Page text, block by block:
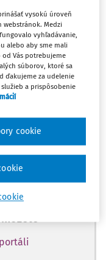
Prihláste sa
začiatok...
obsahu na
vysokú úroveň
Medzi
vyhľadávanie,
alebo aby sme mali
Vás potrebujeme
súborov, ktoré sa
ďakujeme za udelenie
a prispôsobenie
cookie